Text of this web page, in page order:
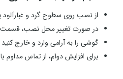
از نصب روی سطوح گرد و غبارآلود
در صورت تغییر محل نصب، قسمت
گوشی را به آرامی وارد و خارج
برای افزایش دوام، از تماس مداوم